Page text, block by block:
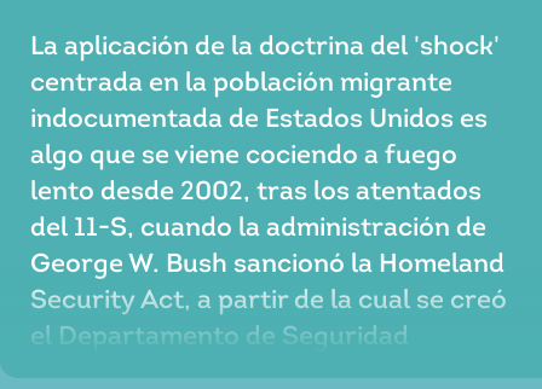
La aplicación de la doctrina del 'shock'
centrada en la población migrante
indocumentada de Estados Unidos es
algo que se viene cociendo a fuego
lento desde 2002, tras los atentados
del 11-S, cuando la administración de
George W. Bush sancionó la Homeland
Security Act, a partir de la cual se creó
el Departamento de Seguridad
Nacional.